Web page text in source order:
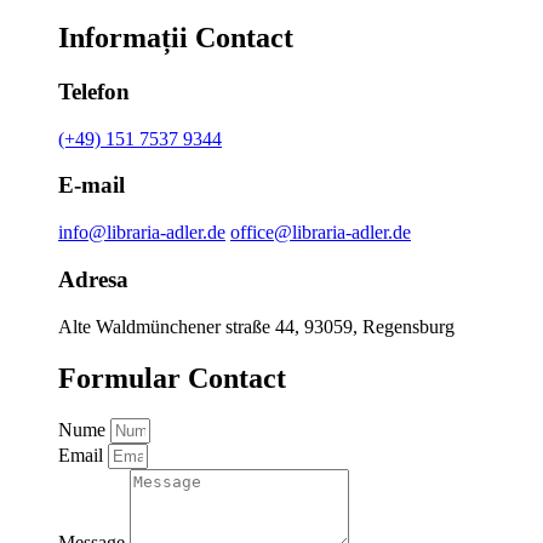
Informații Contact
Telefon
(+49) 151 7537 9344
E-mail
info@libraria-adler.de office@libraria-adler.de
Adresa
Alte Waldmünchener straße 44, 93059, Regensburg
Formular Contact
Nume
Email